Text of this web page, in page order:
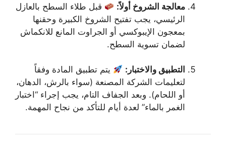
معالجة الشروخ أولاً:
قبل طلاء السطح بالعازل
الرئيسي، يجب تفتيح الشروخ الكبيرة وحقنها
بمعجون الإيبوكسي أو الجراوت المانع للانكماش
لضمان تسوية السطح.
التطبيق والاختبار:
يتم تطبيق المادة وفقاً
لتعليمات الشركة المصنعة (سواء بالرش، الدهان،
أو اللحام). وبعد الجفاف التام، يجب إجراء “اختبار
الغمر بالماء” لعدة أيام للتأكد من نجاح المهمة.